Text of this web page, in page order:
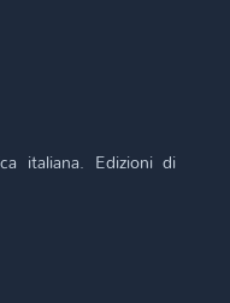
italiana. Edizioni di